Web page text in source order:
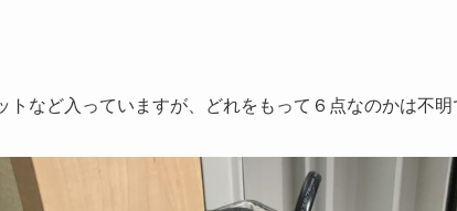
トなど入っていますが、どれをもって６点なのかは不明